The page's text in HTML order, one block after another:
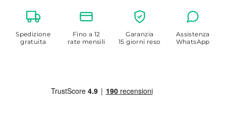
Spedizione
gratuita
Fino a 12
rate mensili
Garanzia
15 giorni reso
Assistenza
WhatsApp